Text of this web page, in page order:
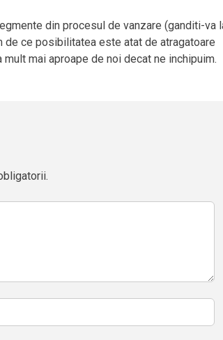
din procesul de vanzare (ganditi-va
de ce posibilitatea este atat de atragatoare
mai aproape de noi decat ne inchipuim.